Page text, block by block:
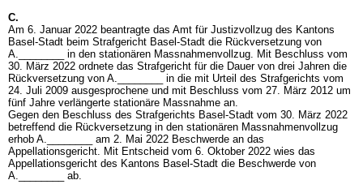
C.
Am 6. Januar 2022 beantragte das Amt für Justizvollzug des Kantons
Basel-Stadt beim Strafgericht Basel-Stadt die Rückversetzung von
A.________ in den stationären Massnahmenvollzug. Mit Beschluss vom
30. März 2022 ordnete das Strafgericht für die Dauer von drei Jahren die
Rückversetzung von A.________ in die mit Urteil des Strafgerichts vom
24. Juli 2009 ausgesprochene und mit Beschluss vom 27. März 2012 um
fünf Jahre verlängerte stationäre Massnahme an.
Gegen den Beschluss des Strafgerichts Basel-Stadt vom 30. März 2022
betreffend die Rückversetzung in den stationären Massnahmenvollzug
erhob A.________ am 2. Mai 2022 Beschwerde an das
Appellationsgericht. Mit Entscheid vom 6. Oktober 2022 wies das
Appellationsgericht des Kantons Basel-Stadt die Beschwerde von
A.________ ab.